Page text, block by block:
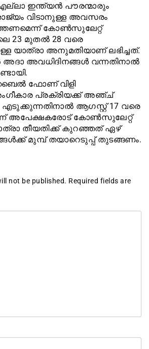
ഇന്ത്യൻ പൗരന്മാരും
വിടാനുള്ള അവസരം
കോൺസുലേറ്റ്
23 മുതൽ 28 വരെ
യാത്രാ അനുമതിയാണ് ലഭിച്ചത്.
അവധിദിനങ്ങൾ വന്നതിനാൽ
ഫോണ് വിളി
പ്രക്രിയക്ക് അഞ്ച്
ആഗസ്റ്റ് 17 വരെ
അപേക്ഷകരോട് കോൺസുലേറ്റ്
തീയതിക്ക് കുറഞ്ഞത് ഏഴ്
മുമ്പ് തയാറെടുപ്പ് തുടങ്ങണം.
not be published. Required fields are